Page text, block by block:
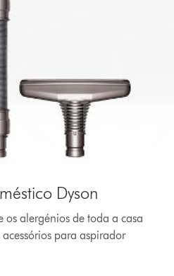
Dyson
os alergénios de toda a casa
para aspirador